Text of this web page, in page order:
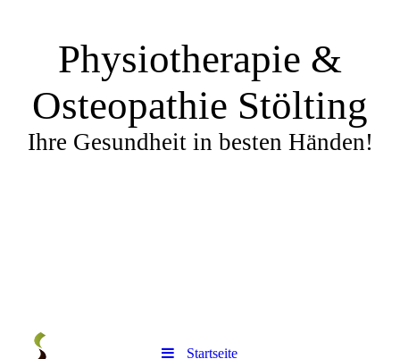
Physiotherapie &
Osteopathie Stölting
Ihre Gesundheit in besten Händen!
Startseite